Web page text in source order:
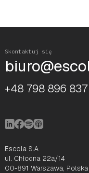
Skontaktuj się
+48 798 896 837
Escola S.A
ul. Chłodna 22a/14
00-891 Warszawa, Polska